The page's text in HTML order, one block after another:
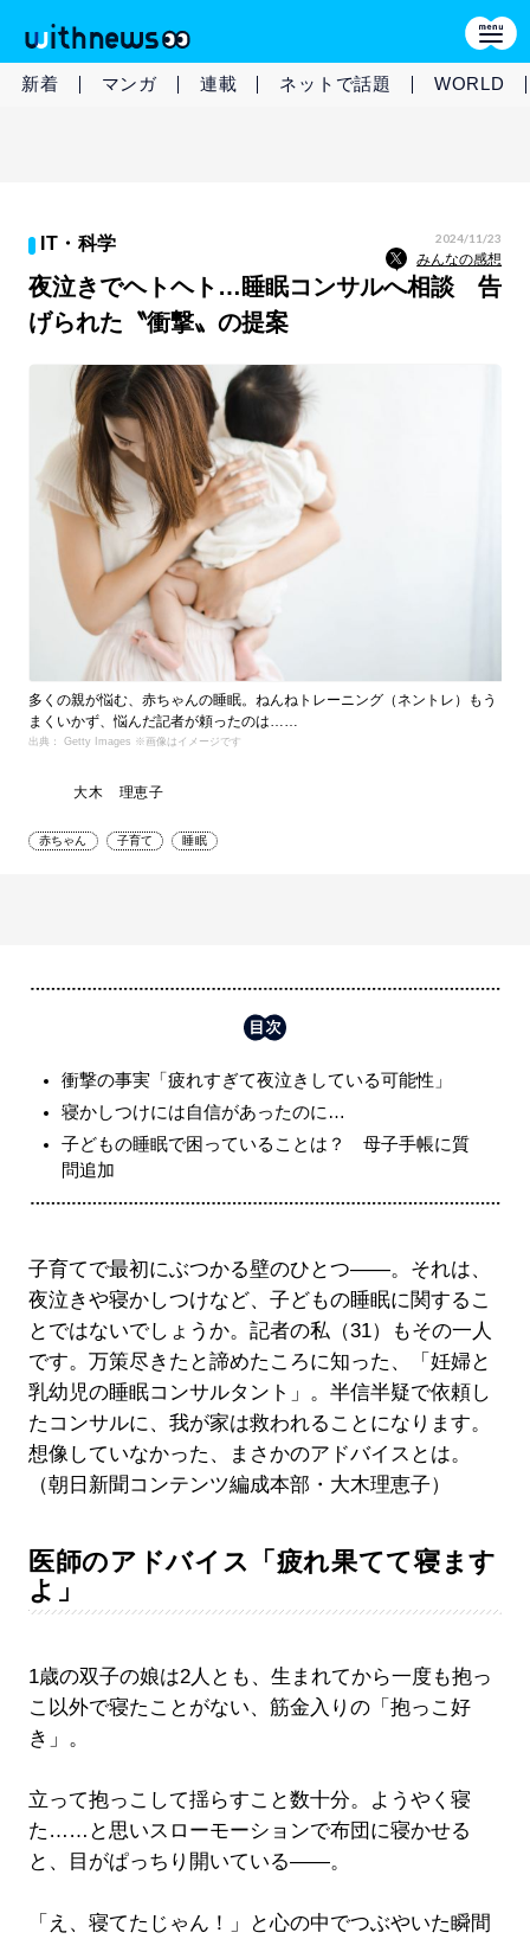
新着 マンガ 連載 ネットで話題 WORLD
IT・科学 2024/11/23
みんなの感想
夜泣きでヘトヘト…睡眠コンサルへ相談 告
げられた〝衝撃〟の提案
多くの親が悩む、赤ちゃんの睡眠。ねんねトレーニング（ネントレ）もう
まくいかず、悩んだ記者が頼ったのは……
出典： Getty Images ※画像はイメージです
大木 理恵子
赤ちゃん 子育て 睡眠
衝撃の事実「疲れすぎて夜泣きしている可能性」
寝かしつけには自信があったのに…
子どもの睡眠で困っていることは？ 母子手帳に質
問追加
子育てで最初にぶつかる壁のひとつ――。それは、
夜泣きや寝かしつけなど、子どもの睡眠に関するこ
とではないでしょうか。記者の私（31）もその一人
です。万策尽きたと諦めたころに知った、「妊婦と
乳幼児の睡眠コンサルタント」。半信半疑で依頼し
たコンサルに、我が家は救われることになります。
想像していなかった、まさかのアドバイスとは。
（朝日新聞コンテンツ編成本部・大木理恵子）
医師のアドバイス「疲れ果てて寝ます
よ」
1歳の双子の娘は2人とも、生まれてから一度も抱っ
こ以外で寝たことがない、筋金入りの「抱っこ好
き」。
立って抱っこして揺らすこと数十分。ようやく寝
た……と思いスローモーションで布団に寝かせる
と、目がぱっちり開いている――。
「え、寝てたじゃん！」と心の中でつぶやいた瞬間